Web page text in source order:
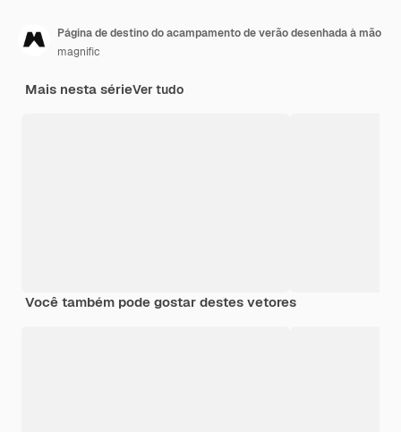
Página de destino do acampamento de verão desenhada à mão
magnific
Mais nesta sérieVer tudo
Você também pode gostar destes vetores